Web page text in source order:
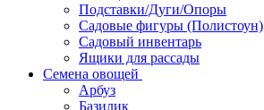
Подставки/Дуги/Опоры
Садовые фигуры (Полистоун)
Садовый инвентарь
Ящики для рассады
Семена овощей
Арбуз
Базилик